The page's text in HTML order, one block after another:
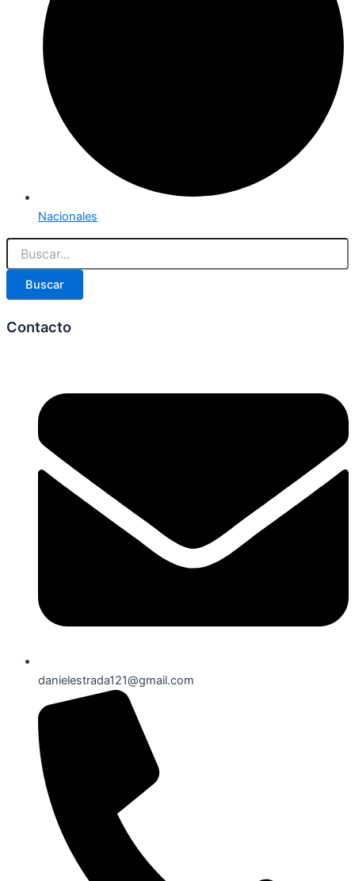
Nacionales
Buscar
Contacto
danielestrada121@gmail.com